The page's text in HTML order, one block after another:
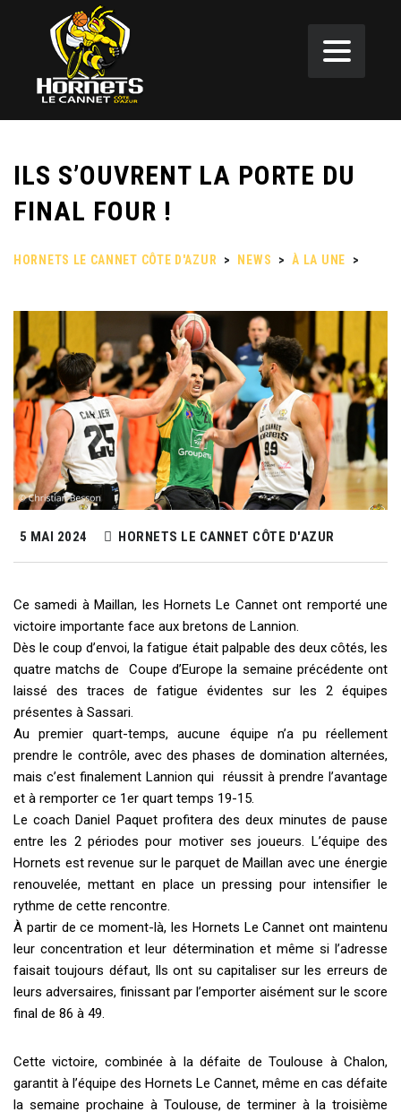
ILS S’OUVRENT LA PORTE DU
FINAL FOUR !
HORNETS LE CANNET CÔTE D'AZUR > NEWS > À LA UNE >
5 MAI 2024 HORNETS LE CANNET CÔTE D'AZUR
Ce samedi à Maillan, les Hornets Le Cannet ont remporté une
victoire importante face aux bretons de Lannion.
Dès le coup d’envoi, la fatigue était palpable des deux côtés, les
quatre matchs de Coupe d’Europe la semaine précédente ont
laissé des traces de fatigue évidentes sur les 2 équipes
présentes à Sassari.
Au premier quart-temps, aucune équipe n’a pu réellement
prendre le contrôle, avec des phases de domination alternées,
mais c’est finalement Lannion qui réussit à prendre l’avantage
et à remporter ce 1er quart temps 19-15.
Le coach Daniel Paquet profitera des deux minutes de pause
entre les 2 périodes pour motiver ses joueurs. L’équipe des
Hornets est revenue sur le parquet de Maillan avec une énergie
renouvelée, mettant en place un pressing pour intensifier le
rythme de cette rencontre.
À partir de ce moment-là, les Hornets Le Cannet ont maintenu
leur concentration et leur détermination et même si l’adresse
faisait toujours défaut, Ils ont su capitaliser sur les erreurs de
leurs adversaires, finissant par l’emporter aisément sur le score
final de 86 à 49.
Cette victoire, combinée à la défaite de Toulouse à Chalon,
garantit à l’équipe des Hornets Le Cannet, même en cas défaite
la semaine prochaine à Toulouse, de terminer à la troisième